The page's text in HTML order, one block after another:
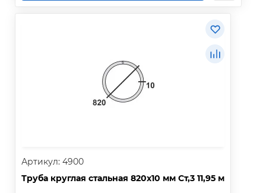
Артикул: 4900
Труба круглая стальная 820х10 мм Ст,3 11,95 м